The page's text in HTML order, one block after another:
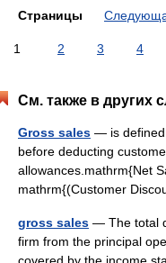
Страницы
1 2 3 4
См. также в других
Gross sales — is defined
before deducting
allowances.mathrm{Net
mathrm{(Customer
gross sales — The total
firm from the principal